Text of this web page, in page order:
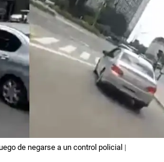
de negarse a un control policial |